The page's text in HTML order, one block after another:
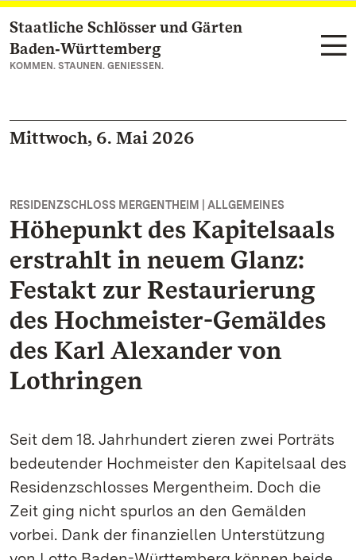
Zum Hauptinhalt springen
Staatliche Schlösser und Gärten
Baden‑Württemberg
KOMMEN. STAUNEN. GENIESSEN.
Mittwoch, 6. Mai 2026
RESIDENZSCHLOSS MERGENTHEIM | ALLGEMEINES
Höhepunkt des Kapitelsaals
erstrahlt in neuem Glanz:
Festakt zur Restaurierung
des Hochmeister-Gemäldes
des Karl Alexander von
Lothringen
Seit dem 18. Jahrhundert zieren zwei Porträts
bedeutender Hochmeister den Kapitelsaal des
Residenzschlosses Mergentheim. Doch die
Zeit ging nicht spurlos an den Gemälden
vorbei. Dank der finanziellen Unterstützung